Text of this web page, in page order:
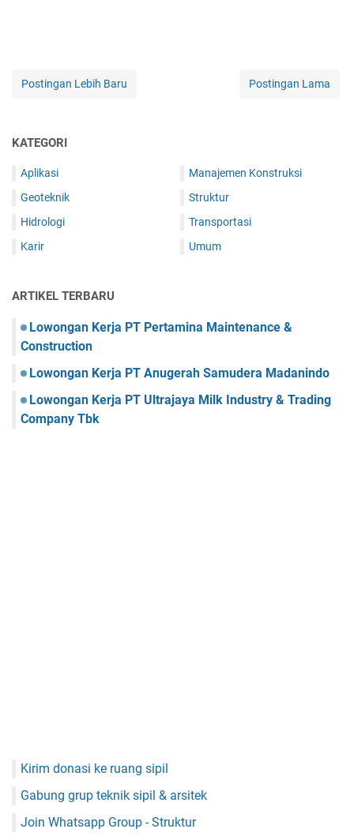
Postingan Lebih Baru Postingan Lama
KATEGORI
Aplikasi
Geoteknik
Hidrologi
Karir
Manajemen Konstruksi
Struktur
Transportasi
Umum
ARTIKEL TERBARU
Lowongan Kerja PT Pertamina Maintenance &
Construction
Lowongan Kerja PT Anugerah Samudera Madanindo
Lowongan Kerja PT Ultrajaya Milk Industry & Trading
Company Tbk
Kirim donasi ke ruang sipil
Gabung grup teknik sipil & arsitek
Join Whatsapp Group - Struktur